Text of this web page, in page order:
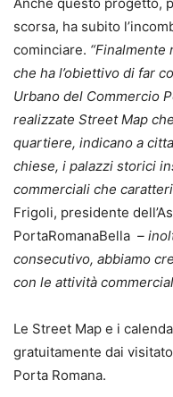
Anche questo progetto,
scorsa, ha subito
cominciare.
che ha l’obiettivo di far
Urbano del Commercio
realizzate Street Map
quartiere, indicano a
chiese, i palazzi storici
commerciali che
Frigoli, presidente
PortaRomanaBella –
consecutivo, abbiamo
con le attività
Le Street Map e i
gratuitamente dai
Porta Romana.